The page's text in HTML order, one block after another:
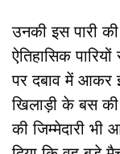
उनकी इस पारी
ऐतिहासिक
पर दबाव में आकर
खिलाड़ी के बस
की जिम्मेदारी